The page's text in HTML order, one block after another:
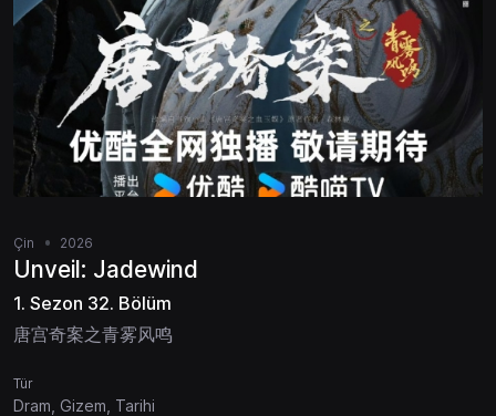
Çin 2026
Unveil: Jadewind
1. Sezon 32. Bölüm
唐宫奇案之青雾风鸣
Tür
Dram, Gizem, Tarihi